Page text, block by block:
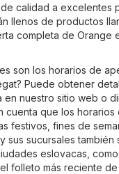
calidad a excelentes
llenos de productos
completa de Orange
son los horarios de
Puede obtener
en nuestro sitio web o
cuenta que los horarios
festivos, fines de
sus sucursales también
eslovacas,
folleto más reciente